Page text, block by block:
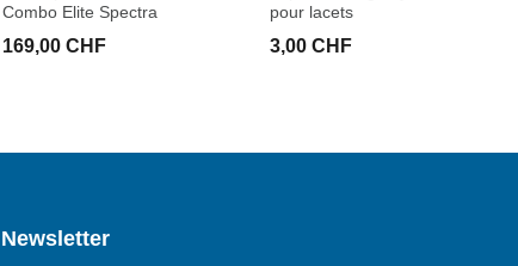
Combo Elite Spectra
169,00 CHF
pour lacets
3,00 CHF
Newsletter